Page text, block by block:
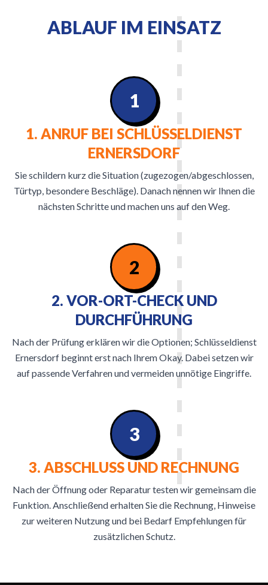
ABLAUF IM EINSATZ
1. ANRUF BEI SCHLÜSSELDIENST
ERNERSDORF
Sie schildern kurz die Situation (zugezogen/abgeschlossen,
Türtyp, besondere Beschläge). Danach nennen wir Ihnen die
nächsten Schritte und machen uns auf den Weg.
1
2
2. VOR-ORT-CHECK UND
DURCHFÜHRUNG
Nach der Prüfung erklären wir die Optionen; Schlüsseldienst
Ernersdorf beginnt erst nach Ihrem Okay. Dabei setzen wir
auf passende Verfahren und vermeiden unnötige Eingriffe.
3. ABSCHLUSS UND RECHNUNG
Nach der Öffnung oder Reparatur testen wir gemeinsam die
Funktion. Anschließend erhalten Sie die Rechnung, Hinweise
zur weiteren Nutzung und bei Bedarf Empfehlungen für
zusätzlichen Schutz.
3